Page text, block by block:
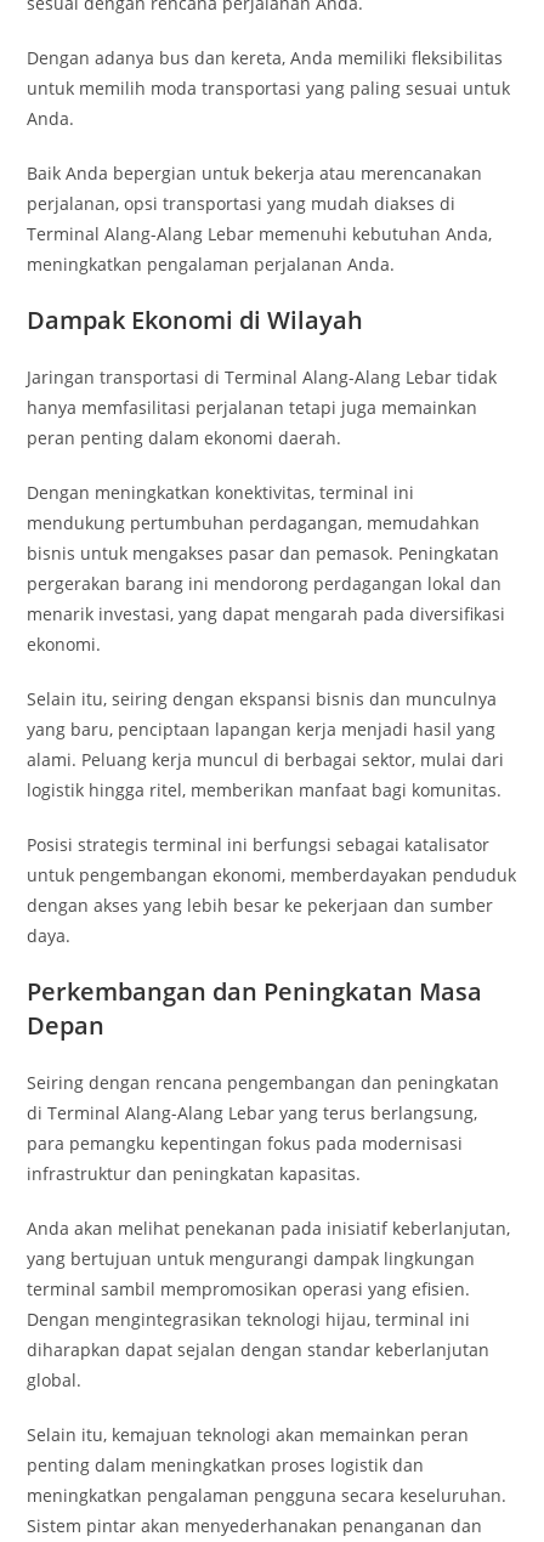
Dengan adanya bus dan kereta, Anda memiliki fleksibilitas
untuk memilih moda transportasi yang paling sesuai untuk
Anda.
Baik Anda bepergian untuk bekerja atau merencanakan
perjalanan, opsi transportasi yang mudah diakses di
Terminal Alang-Alang Lebar memenuhi kebutuhan Anda,
meningkatkan pengalaman perjalanan Anda.
Dampak Ekonomi di Wilayah
Jaringan transportasi di Terminal Alang-Alang Lebar tidak
hanya memfasilitasi perjalanan tetapi juga memainkan
peran penting dalam ekonomi daerah.
Dengan meningkatkan konektivitas, terminal ini
mendukung pertumbuhan perdagangan, memudahkan
bisnis untuk mengakses pasar dan pemasok. Peningkatan
pergerakan barang ini mendorong perdagangan lokal dan
menarik investasi, yang dapat mengarah pada diversifikasi
ekonomi.
Selain itu, seiring dengan ekspansi bisnis dan munculnya
yang baru, penciptaan lapangan kerja menjadi hasil yang
alami. Peluang kerja muncul di berbagai sektor, mulai dari
logistik hingga ritel, memberikan manfaat bagi komunitas.
Posisi strategis terminal ini berfungsi sebagai katalisator
untuk pengembangan ekonomi, memberdayakan penduduk
dengan akses yang lebih besar ke pekerjaan dan sumber
daya.
Perkembangan dan Peningkatan Masa
Depan
Seiring dengan rencana pengembangan dan peningkatan
di Terminal Alang-Alang Lebar yang terus berlangsung,
para pemangku kepentingan fokus pada modernisasi
infrastruktur dan peningkatan kapasitas.
Anda akan melihat penekanan pada inisiatif keberlanjutan,
yang bertujuan untuk mengurangi dampak lingkungan
terminal sambil mempromosikan operasi yang efisien.
Dengan mengintegrasikan teknologi hijau, terminal ini
diharapkan dapat sejalan dengan standar keberlanjutan
global.
Selain itu, kemajuan teknologi akan memainkan peran
penting dalam meningkatkan proses logistik dan
meningkatkan pengalaman pengguna secara keseluruhan.
Sistem pintar akan menyederhanakan penanganan dan